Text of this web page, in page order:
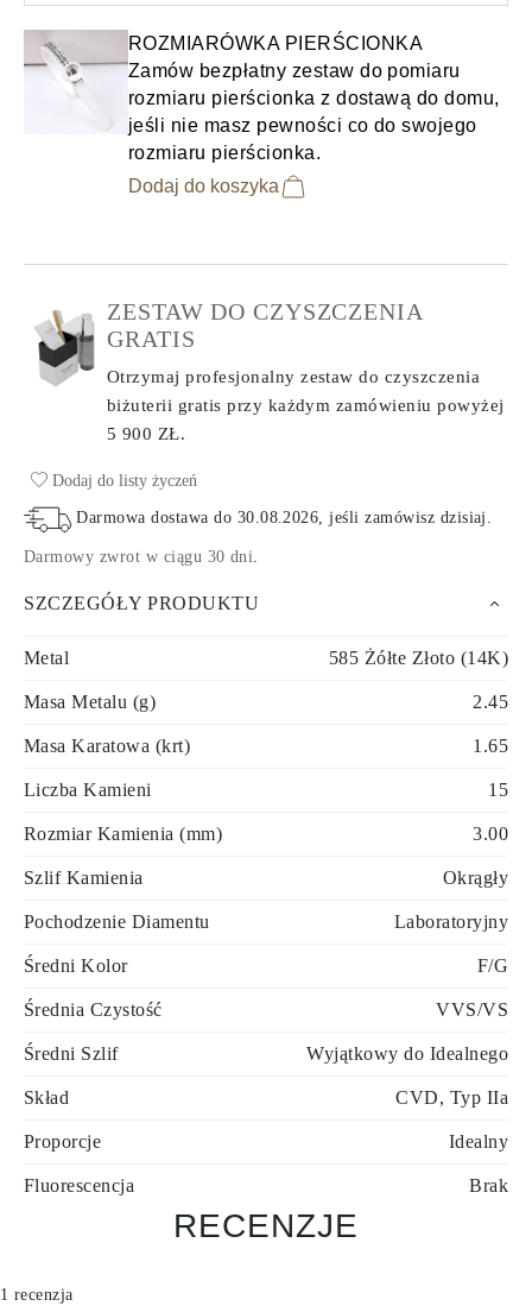
ROZMIARÓWKA PIERŚCIONKA
Zamów bezpłatny zestaw do pomiaru
rozmiaru pierścionka z dostawą do domu,
jeśli nie masz pewności co do swojego
rozmiaru pierścionka.
Dodaj do koszyka
ZESTAW DO CZYSZCZENIA
GRATIS
Otrzymaj profesjonalny zestaw do czyszczenia
biżuterii gratis przy każdym zamówieniupowyżej
5 900 ZŁ.
Dodaj do listy życzeń
Darmowa dostawa do 30.08.2026, jeśli zamówisz dzisiaj .
Darmowy zwrot w ciągu 30 dni.
SZCZEGÓŁY PRODUKTU
Metal 585 Żółte Złoto (14K)
Masa Metalu (g) 2.45
Masa Karatowa (krt) 1.65
Liczba Kamieni 15
Rozmiar Kamienia (mm) 3.00
Szlif Kamienia Okrągły
Pochodzenie Diamentu Laboratoryjny
Średni Kolor F/G
Średnia Czystość VVS/VS
Średni Szlif Wyjątkowy do Idealnego
Skład CVD, Typ IIa
Proporcje Idealny
Fluorescencja Brak
RECENZJE
1 recenzja